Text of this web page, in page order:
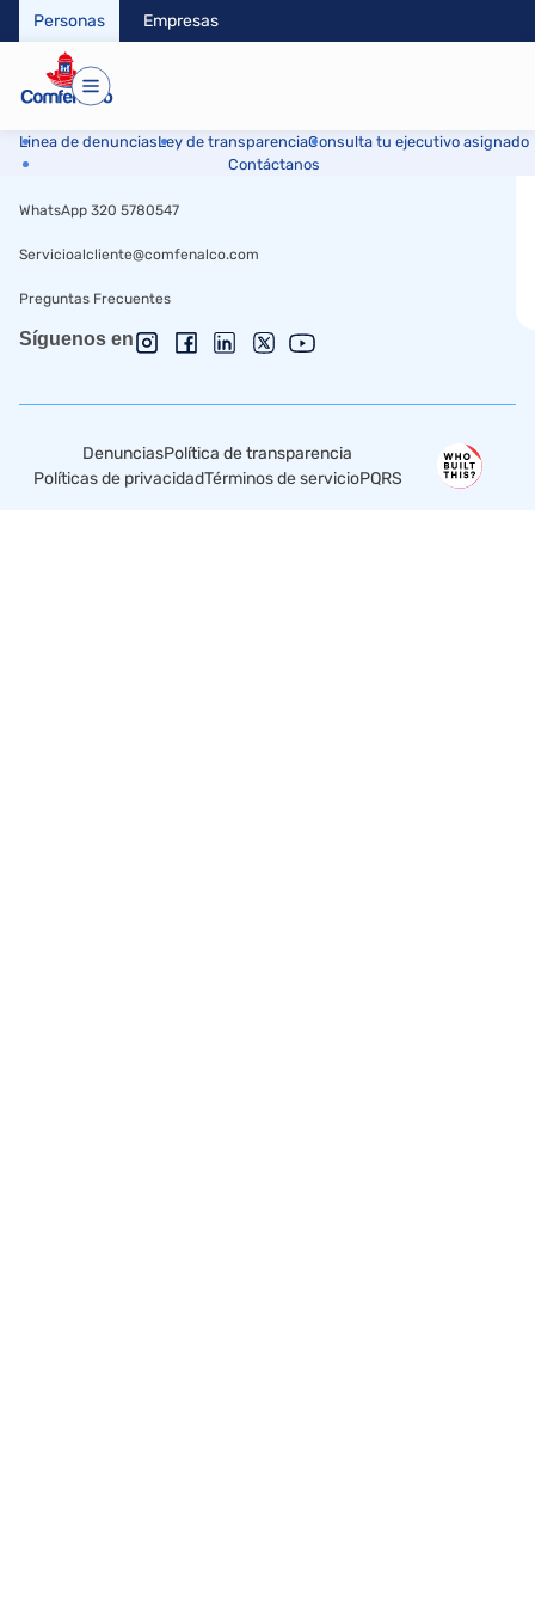
Personas Empresas
Linea de denunciasLey de transparenciaConsulta tu ejecutivo asignado
Contáctanos
Parece que no se ha encontrado nada en esta
ubicación.
Síguenos en
ACCESO
LÍNEAS DE ATENCIÓN
Línea gratuita - 01 8000 18 0544
WhatsApp 320 5780547
Servicioalcliente@comfenalco.com
Preguntas Frecuentes
DenunciasPolítica de transparencia
Políticas de privacidadTérminos de servicioPQRS